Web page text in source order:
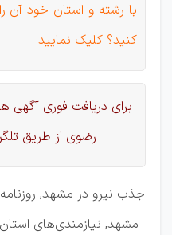
با رشته و استان خود آن
کنید؟ کلیک نمایید
برای دریافت فوری آگهی
رضوی از طریق
جذب نیرو در مشهد,
مشهد, نیازمندی‌های